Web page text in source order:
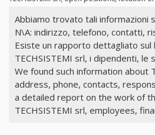
Abbiamo trovato tali informazioni
N\A: indirizzo, telefono, contatti,
Esiste un rapporto dettagliato sul
TECHSISTEMI srl, i dipendenti, le
We found such information about
address, phone, contacts,
a detailed report on the work of
TECHSISTEMI srl, employees,